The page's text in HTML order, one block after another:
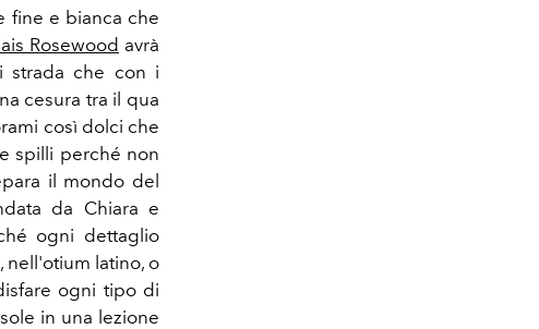
fine e bianca che
Rosewood avrà
strada che con i
cesura tra il qua
così dolci che
spilli perché non
il mondo del
da Chiara e
ogni dettaglio
nell'otium latino, o
ogni tipo di
in una lezione